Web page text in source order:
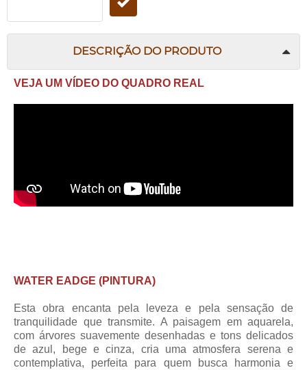
DESCRIÇÃO DO PRODUTO
VEJA UM VÍDEO DO QUADRO REAL
WATER EADGE (PINTURA)
Esta obra encanta pela leveza e pela sensação de
tranquilidade que transmite. A paisagem em aquarela,
com árvores suavemente desenhadas e tons delicados
de azul, bege e cinza, cria uma atmosfera serena e
contemplativa, perfeita para quem busca harmonia e